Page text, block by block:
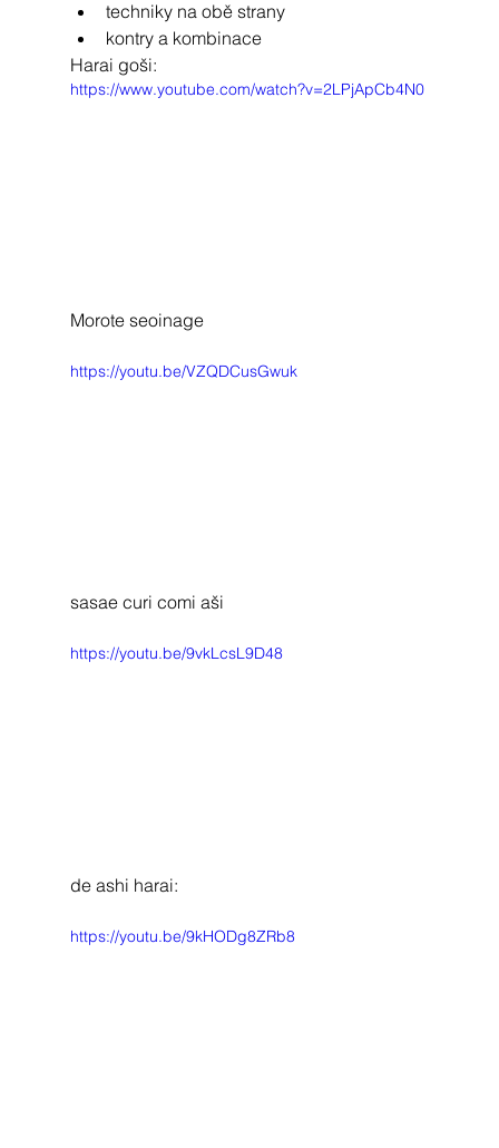
techniky na obě strany
kontry a kombinace
Harai goši:
https://www.youtube.com/watch?v=2LPjApCb4N0
Morote seoinage
https://youtu.be/VZQDCusGwuk
sasae curi comi aši
https://youtu.be/9vkLcsL9D48
de ashi harai:
https://youtu.be/9kHODg8ZRb8